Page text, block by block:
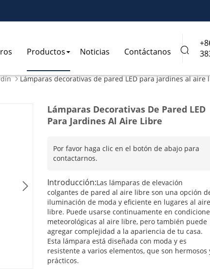
Productos Noticias Contáctanos 
 Lámparas decorativas de pared LED para jardines al aire

Lámparas Decorativas De Pared LED
Para Jardines Al Aire Libre
Por favor haga clic en el botón de abajo para
contactarnos.
Introducción:Las lámparas de elevación
colgantes de pared al aire libre son una opción
iluminación de moda y eficiente en lugares al aire
libre. Puede usarse continuamente en
meteorológicas al aire libre, pero también puede
agregar complejidad a la apariencia de tu casa.
Esta lámpara está diseñada con moda y es
resistente a varios elementos, que son hermosos
prácticos.